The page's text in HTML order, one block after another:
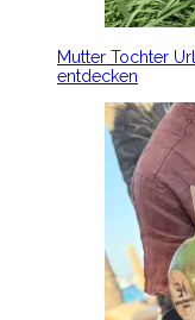
Mutter Tochter
entdecken